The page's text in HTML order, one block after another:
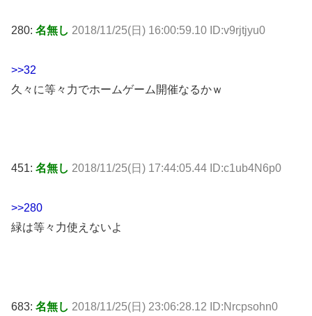
280: 名無し 2018/11/25(日) 16:00:59.10 ID:v9rjtjyu0
>>32
久々に等々力でホームゲーム開催なるかｗ
451: 名無し 2018/11/25(日) 17:44:05.44 ID:c1ub4N6p0
>>280
緑は等々力使えないよ
683: 名無し 2018/11/25(日) 23:06:28.12 ID:Nrcpsohn0